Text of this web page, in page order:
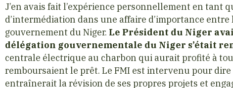
J’en avais fait l’expérience personnellement en tant
d’intermédiation dans une affaire d’importance
gouvernement du Niger. Le Président du Niger
délégation gouvernementale du Niger s’était
centrale électrique au charbon qui aurait profité à
remboursaient le prêt. Le FMI est intervenu pour dire
entraînerait la révision de ses propres projets et